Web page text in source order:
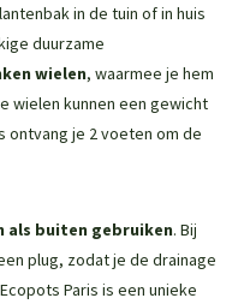
in de tuin of in huis
duurzame
wielen, waarmee je hem
wielen kunnen een gewicht
ontvang je 2 voeten om de
als buiten gebruiken. Bij
plug, zodat je de drainage
Paris is een unieke